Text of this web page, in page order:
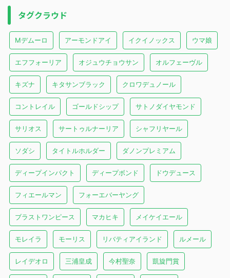
タグクラウド
Mデムーロ アーモンドアイ イクイノックス ウマ娘
エフフォーリア オジュウチョウサン オルフェーヴル
キズナ キタサンブラック クロワデュノール
コントレイル ゴールドシップ サトノダイヤモンド
サリオス サートゥルナーリア シャフリヤール
ソダシ タイトルホルダー ダノンプレミアム
ディープインパクト ディープボンド ドウデュース
フィエールマン フォーエバーヤング
ブラストワンピース マカヒキ メイケイエール
モレイラ モーリス リバティアイランド ルメール
レイデオロ 三浦皇成 今村聖奈 凱旋門賞